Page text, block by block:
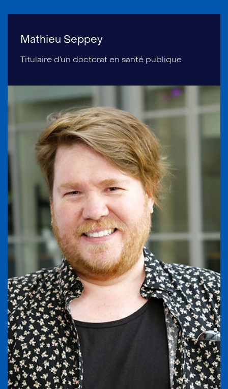
Mathieu Seppey
Titulaire d’un doctorat en santé publique